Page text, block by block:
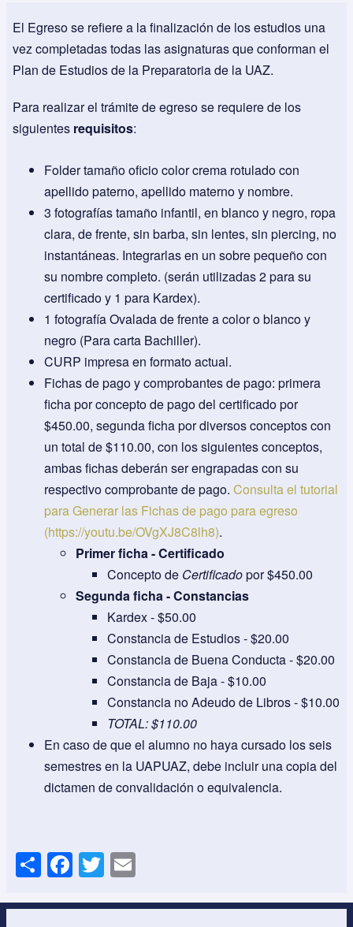
El Egreso se refiere a la finalización de los estudios una
vez completadas todas las asignaturas que conforman el
Plan de Estudios de la Preparatoria de la UAZ.
Para realizar el trámite de egreso se requiere de los
siguientes requisitos:
Folder tamaño oficio color crema rotulado con
apellido paterno, apellido materno y nombre.
3 fotografías tamaño infantil, en blanco y negro, ropa
clara, de frente, sin barba, sin lentes, sin piercing, no
instantáneas. Integrarlas en un sobre pequeño con
su nombre completo. (serán utilizadas 2 para su
certificado y 1 para Kardex).
1 fotografía Ovalada de frente a color o blanco y
negro (Para carta Bachiller).
CURP impresa en formato actual.
Fichas de pago y comprobantes de pago: primera
ficha por concepto de pago del certificado por
$450.00, segunda ficha por diversos conceptos con
un total de $110.00, con los siguientes conceptos,
ambas fichas deberán ser engrapadas con su
respectivo comprobante de pago. Consulta el tutorial
para Generar las Fichas de pago para egreso
(https://youtu.be/OVgXJ8C8lh8).
Primer ficha - Certificado
Concepto de Certificadopor $450.00
Segunda ficha - Constancias
Kardex - $50.00
Constancia de Estudios - $20.00
Constancia de Buena Conducta - $20.00
Constancia de Baja - $10.00
Constancia no Adeudo de Libros - $10.00
TOTAL: $110.00
En caso de que el alumno no haya cursado los seis
semestres en la UAPUAZ, debe incluir una copia del
dictamen de convalidación o equivalencia.
S
h
ar
F
a
c
T
wi
tt ail